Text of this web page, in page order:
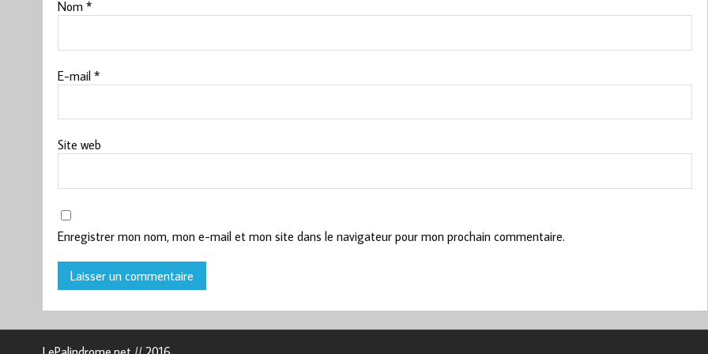
Nom *
E-mail *
Site web
Enregistrer mon nom, mon e-mail et mon site dans le navigateur pour mon prochain commentaire.